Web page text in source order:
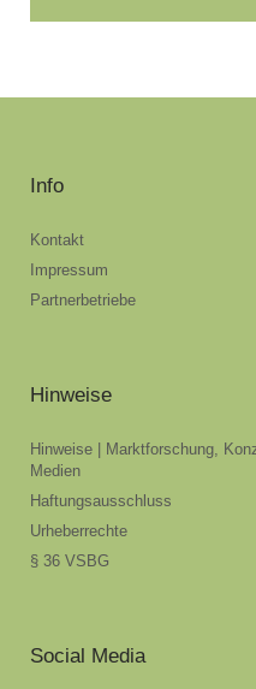
Info
Kontakt
Impressum
Partnerbetriebe
Hinweise
Hinweise | Marktforschung,
Medien
Haftungsausschluss
Urheberrechte
§ 36 VSBG
Social Media